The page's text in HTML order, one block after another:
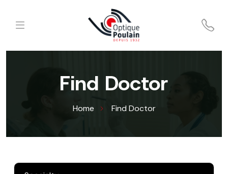
Find Doctor
Home Find Doctor